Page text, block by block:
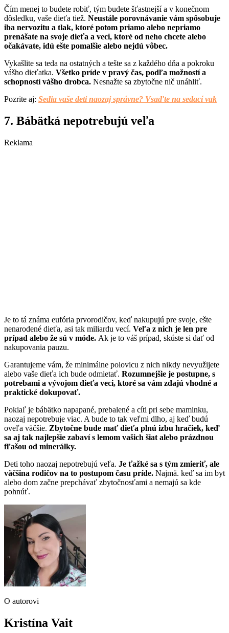
Čím menej to budete robiť, tým budete šťastnejší a v konečnom
dôsledku, vaše dieťa tiež. Neustále porovnávanie vám spôsobuje
iba nervozitu a tlak, ktoré potom priamo alebo nepriamo
prenášate na svoje dieťa a veci, ktoré od neho chcete alebo
očakávate, idú ešte pomalšie alebo nejdú vôbec.
Vykašlite sa teda na ostatných a tešte sa z každého dňa a pokroku
vášho dieťatka. Všetko príde v pravý čas, podľa možností a
schopností vášho drobca. Nesnažte sa zbytočne nič unáhliť.
Pozrite aj: Sedia vaše deti naozaj správne? Vsaďte na sedací vak
7. Bábätká nepotrebujú veľa
Reklama
Je to tá známa eufória prvorodičov, keď nakupujú pre svoje, ešte
nenarodené dieťa, asi tak miliardu vecí. Veľa z nich je len pre
prípad alebo že sú v móde. Ak je to váš prípad, skúste si dať od
nakupovania pauzu.
Garantujeme vám, že minimálne polovicu z nich nikdy nevyužijete
alebo vaše dieťa ich bude odmietať. Rozumnejšie je postupne, s
potrebami a vývojom dieťa veci, ktoré sa vám zdajú vhodné a
praktické dokupovať.
Pokiaľ je bábätko napapané, prebalené a cíti pri sebe maminku,
naozaj nepotrebuje viac. A bude to tak veľmi dlho, aj keď budú
oveľa väčšie. Zbytočne bude mať dieťa plnú izbu hračiek, keď
sa aj tak najlepšie zabaví s lemom vašich šiat alebo prázdnou
fľašou od minerálky.
Deti toho naozaj nepotrebujú veľa. Je ťažké sa s tým zmieriť, ale
väčšina rodičov na to postupom času príde. Najmä. keď sa im byt
alebo dom začne prepchávať zbytočnosťami a nemajú sa kde
pohnúť.
O autorovi
Kristína Vait